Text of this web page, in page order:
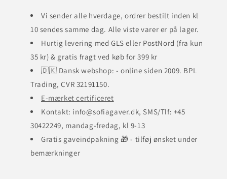
Vi sender alle hverdage, ordrer bestilt inden kl
10 sendes samme dag. Alle viste varer er på lager.
Hurtig levering med GLS eller PostNord (fra kun
35 kr) & gratis fragt ved køb for 399 kr
🇩🇰 Dansk webshop: - online siden 2009. BPL
Trading, CVR 32191150.
E-mærket certificeret
Kontakt: info@sofiagaver.dk, SMS/Tlf: +45
30422249, mandag-fredag, kl 9-13
Gratis gaveindpakning 🎁 - tilføj ønsket under
bemærkninger